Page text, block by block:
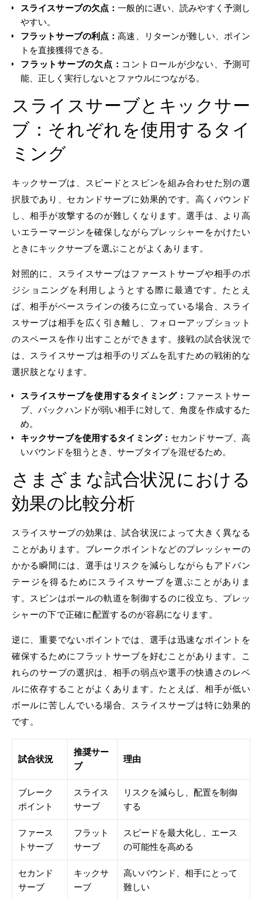
スライスサーブの欠点：一般的に遅い、読みやすく予測し
やすい。
フラットサーブの利点：高速、リターンが難しい、ポイン
トを直接獲得できる。
フラットサーブの欠点： コントロールが少ない、予測可
能、正しく実行しないとファウルにつながる。
スライスサーブとキックサー
ブ：それぞれを使用するタイ
ミング
キックサーブは、スピードとスピンを組み合わせた別の選
択肢であり、セカンドサーブに効果的です。高くバウンド
し、相手が攻撃するのが難しくなります。選手は、より高
いエラーマージンを確保しながらプレッシャーをかけたい
ときにキックサーブを選ぶことがよくあります。
対照的に、スライスサーブはファーストサーブや相手のポ
ジショニングを利用しようとする際に最適です。たとえ
ば、相手がベースラインの後ろに立っている場合、スライ
スサーブは相手を広く引き離し、フォローアップショット
のスペースを作り出すことができます。接戦の試合状況で
は、スライスサーブは相手のリズムを乱すための戦術的な
選択肢となります。
スライスサーブを使用するタイミング： ファーストサー
ブ、バックハンドが弱い相手に対して、角度を作成するた
め。
キックサーブを使用するタイミング： セカンドサーブ、高
いバウンドを狙うとき、サーブタイプを混ぜるため。
さまざまな試合状況における
効果の比較分析
スライスサーブの効果は、試合状況によって大きく異なる
ことがあります。ブレークポイントなどのプレッシャーの
かかる瞬間には、選手はリスクを減らしながらもアドバン
テージを得るためにスライスサーブを選ぶことがありま
す。スピンはボールの軌道を制御するのに役立ち、プレッ
シャーの下で正確に配置するのが容易になります。
逆に、重要でないポイントでは、選手は迅速なポイントを
確保するためにフラットサーブを好むことがあります。こ
れらのサーブの選択は、相手の弱点や選手の快適さのレベ
ルに依存することがよくあります。たとえば、相手が低い
ボールに苦しんでいる場合、スライスサーブは特に効果的
です。
試合状況
推奨サー
ブ
理由
ブレーク
ポイント
スライス
サーブ
リスクを減らし、配置を制御
する
ファース
トサーブ
フラット
サーブ
スピードを最大化し、エース
の可能性を高める
セカンド
サーブ
キックサ
ーブ
高いバウンド、相手にとって
難しい